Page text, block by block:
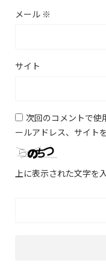
メール ※
サイト
次回のコメントで使
ールアドレス、サイト
上に表示された文字を